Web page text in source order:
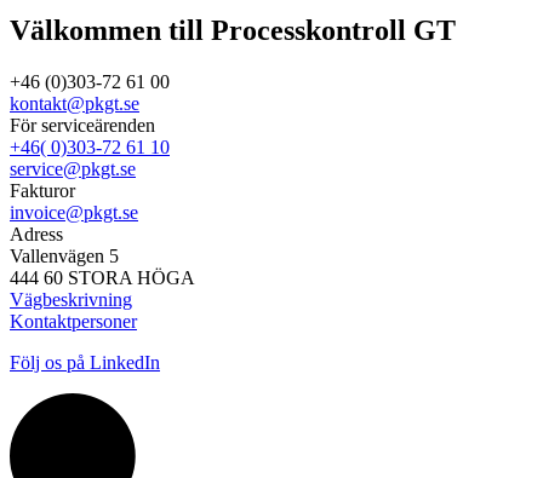
Välkommen till Processkontroll GT
+46 (0)303-72 61 00
kontakt@pkgt.se
För serviceärenden
+46( 0)303-72 61 10
service@pkgt.se
Fakturor
invoice@pkgt.se
Adress
Vallenvägen 5
444 60 STORA HÖGA
Vägbeskrivning
Kontaktpersoner
Följ os på LinkedIn